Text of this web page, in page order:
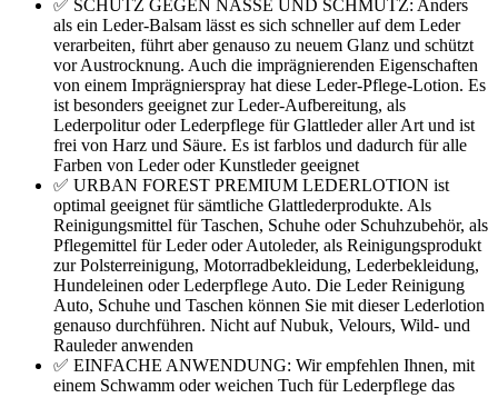
✅ SCHUTZ GEGEN NÄSSE UND SCHMUTZ: Anders
als ein Leder-Balsam lässt es sich schneller auf dem Leder
verarbeiten, führt aber genauso zu neuem Glanz und schützt
vor Austrocknung. Auch die imprägnierenden Eigenschaften
von einem Imprägnierspray hat diese Leder-Pflege-Lotion. Es
ist besonders geeignet zur Leder-Aufbereitung, als
Lederpolitur oder Lederpflege für Glattleder aller Art und ist
frei von Harz und Säure. Es ist farblos und dadurch für alle
Farben von Leder oder Kunstleder geeignet
✅ URBAN FOREST PREMIUM LEDERLOTION ist
optimal geeignet für sämtliche Glattlederprodukte. Als
Reinigungsmittel für Taschen, Schuhe oder Schuhzubehör, als
Pflegemittel für Leder oder Autoleder, als Reinigungsprodukt
zur Polsterreinigung, Motorradbekleidung, Lederbekleidung,
Hundeleinen oder Lederpflege Auto. Die Leder Reinigung
Auto, Schuhe und Taschen können Sie mit dieser Lederlotion
genauso durchführen. Nicht auf Nubuk, Velours, Wild- und
Rauleder anwenden
✅ EINFACHE ANWENDUNG: Wir empfehlen Ihnen, mit
einem Schwamm oder weichen Tuch für Lederpflege das